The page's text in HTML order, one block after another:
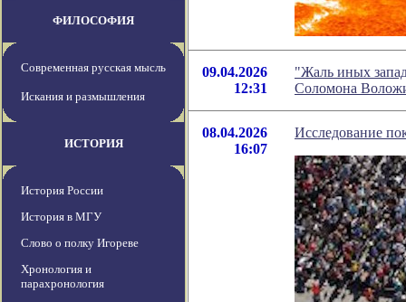
ФИЛОСОФИЯ
Современная русская мысль
Искания и размышления
ИСТОРИЯ
История России
История в МГУ
Слово о полку Игореве
Хронология и
парахронология
09.04.2026
12:31
"Жаль иных
Соломона
08.04.2026
16:07
Исследование